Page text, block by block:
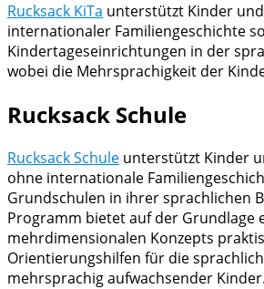
Rucksack KiTa unterstützt Kinder
internationaler Familiengeschichte
Kindertageseinrichtungen in der
wobei die Mehrsprachigkeit der
Rucksack Schule
Rucksack Schule unterstützt Kinder
ohne internationale
Grundschulen in ihrer sprachlichen
Programm bietet auf der Grundlage
mehrdimensionalen Konzepts
Orientierungshilfen für die
mehrsprachig aufwachsender Kinder.